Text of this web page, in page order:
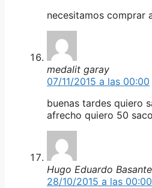
necesitamos comprar
medalit garay
07/11/2015 a las 00:00
buenas tardes quiero
afrecho quiero 50
Hugo Eduardo
28/10/2015 a las 00:00